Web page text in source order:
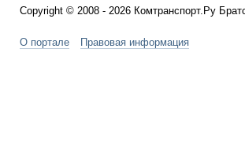
Copyright © 2008 - 2026 Комтранспорт.Ру
О портале Правовая информация